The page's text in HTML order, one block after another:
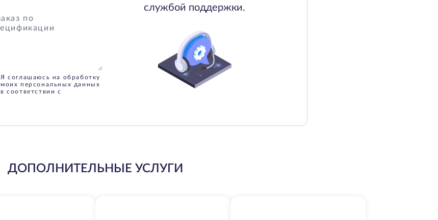
Я соглашаюсь на обработку
моих персональных данных
в соответствии с
службой поддержки.
ДОПОЛНИТЕЛЬНЫЕ УСЛУГИ